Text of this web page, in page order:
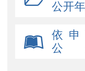
公开
依 申
公